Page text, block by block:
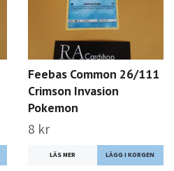
Feebas Common 26/111
Crimson Invasion
Pokemon
8 kr
LÄS MER